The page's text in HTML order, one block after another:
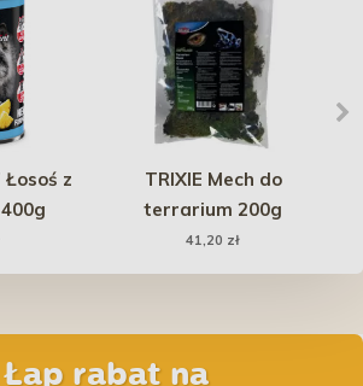
Łosoś z
TRIXIE Mech do
terrarium 200g
41,20 zł
Łap rabat na